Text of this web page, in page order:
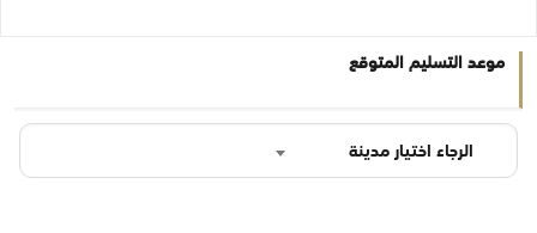
موعد التسليم المتوقع
الرجاء اختيار مدينة